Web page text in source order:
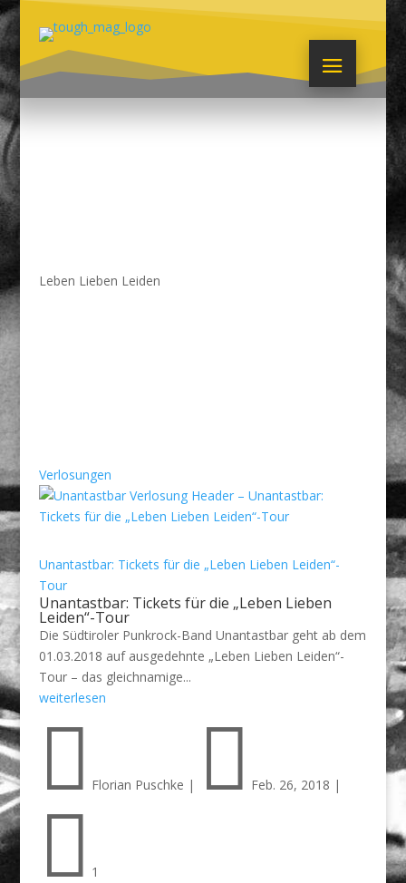
Leben Lieben Leiden
Verlosungen
Unantastbar: Tickets für die „Leben Lieben Leiden“-
Tour
Unantastbar: Tickets für die „Leben Lieben
Leiden“-Tour
Die Südtiroler Punkrock-Band Unantastbar geht ab dem
01.03.2018 auf ausgedehnte „Leben Lieben Leiden“-
Tour – das gleichnamige...
weiterlesen
 Florian Puschke |  Feb. 26, 2018 |
 1